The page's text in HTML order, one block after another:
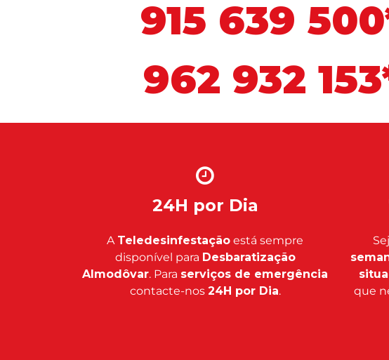
915 639
962 932
24H por Dia
A Teledesinfestação está sempre
disponível para Desbaratização
Almodôvar. Para serviços de emergência
contacte-nos 24H por Dia.
que